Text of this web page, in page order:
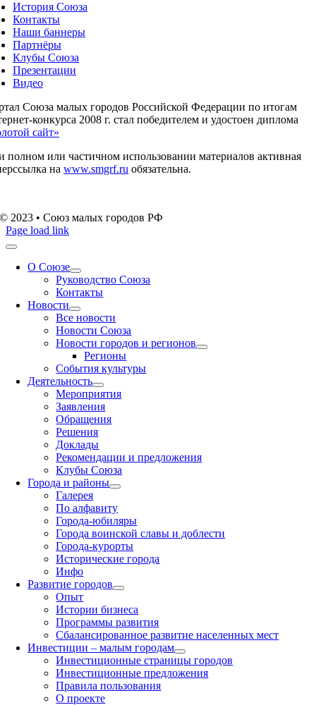
История Союза
Контакты
Наши баннеры
Партнёры
Клубы Союза
Презентации
Видео
Союза малых городов Российской Федерации по итогам
конкурса 2008 г. стал победителем и удостоен диплома
сайт»
полном или частичном использовании материалов активная
на www.smgrf.ru обязательна.
© 2023 • Союз малых городов РФ
Page load link
О Союзе
Руководство Союза
Контакты
Новости
Все новости
Новости Союза
Новости городов и регионов
Регионы
События культуры
Деятельность
Мероприятия
Заявления
Обращения
Решения
Доклады
Рекомендации и предложения
Клубы Союза
Города и районы
Галерея
По алфавиту
Города-юбиляры
Города воинской славы и доблести
Города-курорты
Исторические города
Инфо
Развитие городов
Опыт
Истории бизнеса
Программы развития
Сбалансированное развитие населенных мест
Инвестиции – малым городам
Инвестиционные страницы городов
Инвестиционные предложения
Правила пользования
О проекте